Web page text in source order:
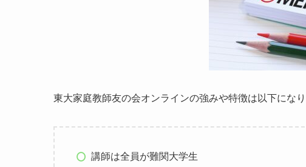
東大家庭教師友の会オンラインの強みや特徴は以下になり
講師は全員が難関大学生